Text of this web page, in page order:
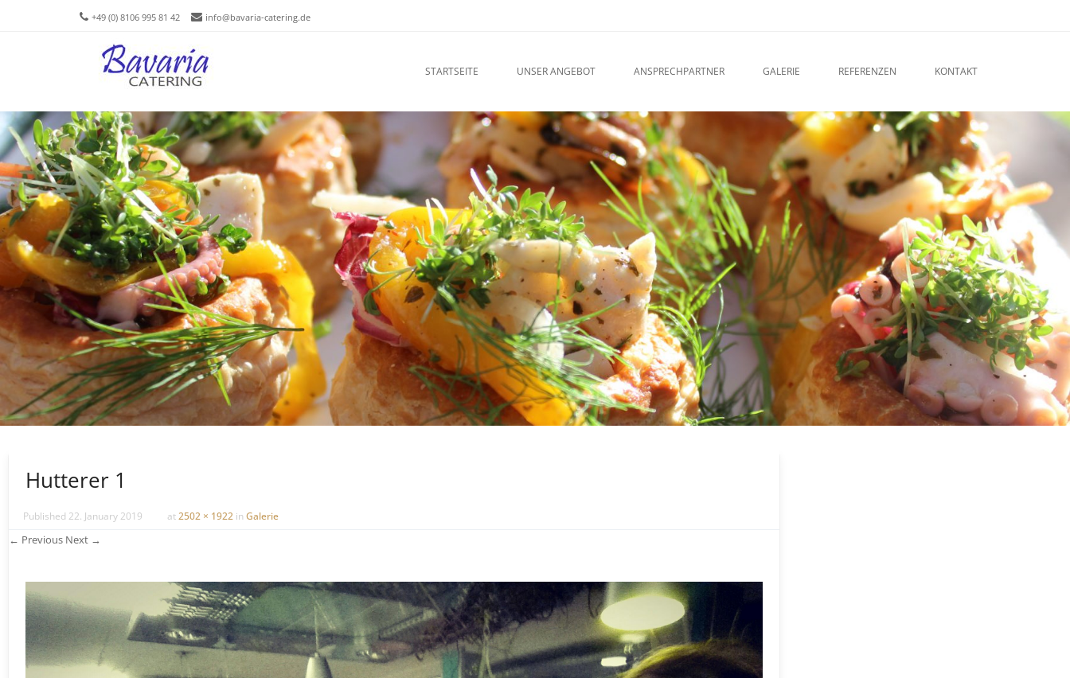
+49 (0) 8106 995 81 42 info@bavaria-catering.de
STARTSEITE UNSER ANGEBOT ANSPRECHPARTNER GALERIE REFERENZEN KONTAKT
Hutterer 1
Published 22. January 2019 at2502 × 1922 in Galerie
← Previous Next →